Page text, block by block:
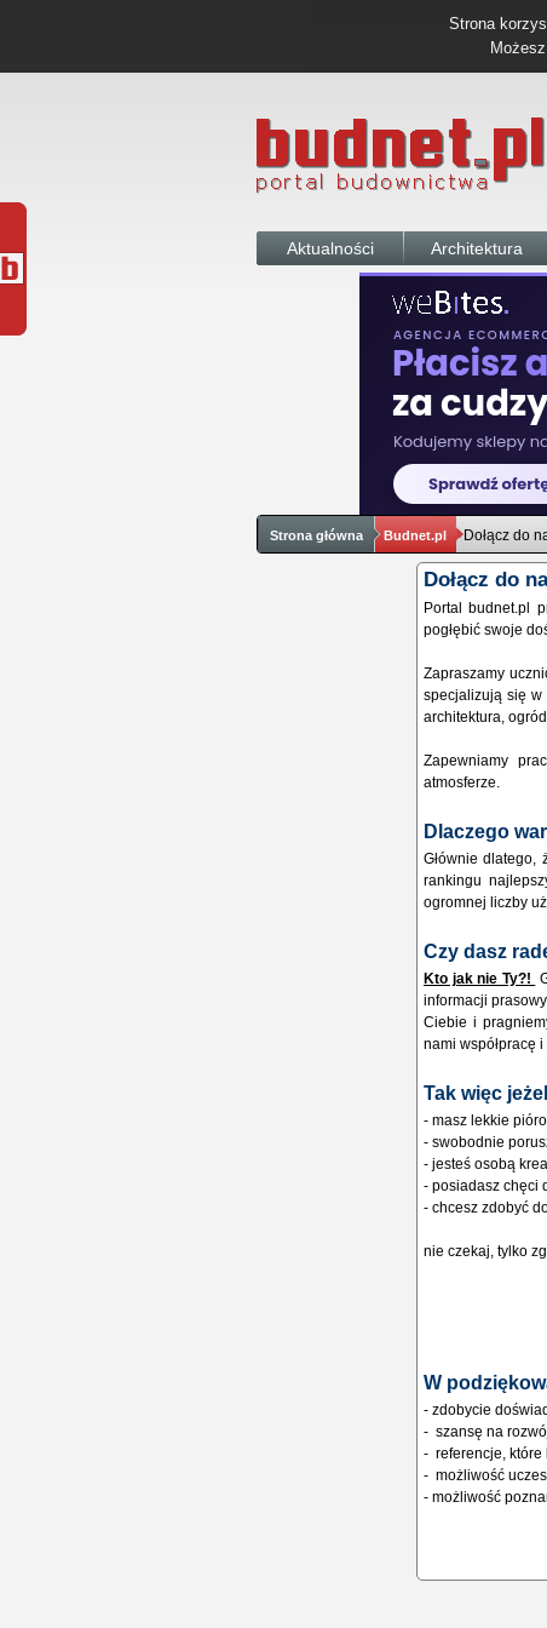
Strona
Aktualności Architektura
Strona główna Budnet.pl Dołącz do
Dołącz do
Portal budnet.pl
pogłębić swoje
Zapraszamy
specjalizują się w
architektura,
Zapewniamy
atmosferze.
Dlaczego
Głównie
rankingu
ogromnej liczby
Czy dasz
Kto jak nie Ty?!
informacji
Ciebie i
nami współpracę
Tak więc
- masz lekkie
- swobodnie
- jesteś osobą
- posiadasz chęci
- chcesz zdobyć
nie czekaj, tylko
W
- zdobycie
- szansę na
- referencje, które
- możliwość
- możliwość